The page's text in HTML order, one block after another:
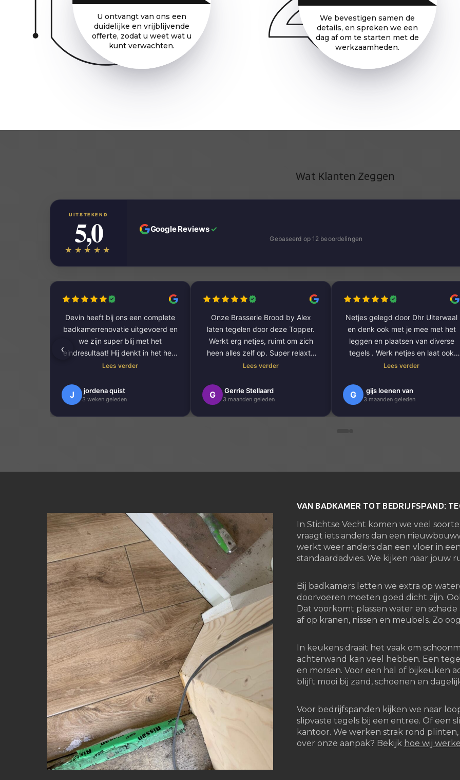
U ontvangt van ons een
duidelijke en vrijblijvende
offerte, zodat u weet wat u
kunt verwachten.
We bevestigen samen de
details, en spreken we een
dag af om te starten met de
werkzaamheden.
Wat Klanten Zeggen
UITSTEKEND
5,0
★★★★★
Google Reviews✓
Gebaseerd op 12 beoordelingen
Devin heeft bij ons een complete
badkamerrenovatie uitgevoerd en
we zijn super blij met het
eindresultaat! Hij denkt in het hele
proces ontzettend goed met je
gezaagd voor een super strakke
afwerking. Ook laat hij nog eens
Lees verder
J jordena quist
3 weken geleden
Onze Brasserie Brood by Alex
laten tegelen door deze Topper.
Werkt erg netjes, ruimt om zich
heen alles zelf op. Super relaxte
en makkelijk communicatie. Daar
En daarbij dan ook nog super mooi
vakwerk geleverd. Zelfs zo mooi
Lees verder
G Gerrie Stellaard
3 maanden geleden
Netjes gelegd door Dhr Uiterwaal
en denk ook met je mee met het
leggen en plaatsen van diverse
tegels . Werk netjes en laat ook
alles netjes achter . Zeker een
meer .
Dus mijn advies zoek je een tegel
Lees verder
G gijs loenen van
3 maanden geleden
‹
VAN BADKAMER TOT BEDRIJFSPAND:
In Stichtse Vecht komen we veel
vraagt iets anders dan een
werkt weer anders dan een vloer in
standaardadvies. We kijken naar jouw
Bij badkamers letten we extra op
doorvoeren moeten goed dicht zijn.
Dat voorkomt plassen water en
af op kranen, nissen en meubels. Zo
In keukens draait het vaak om
achterwand kan veel hebben. Een
en morsen. Voor een hal of bijkeuken
blijft mooi bij zand, schoenen en
Voor bedrijfspanden kijken we naar
slipvaste tegels bij een entree. Of een
kantoor. We werken strak rond
over onze aanpak? Bekijk hoe wij